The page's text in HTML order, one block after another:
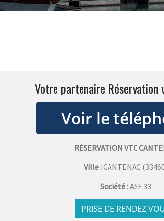
Votre partenaire Réservation
RÉSERVATION VTC
Ville :CANTENAC(33460
Société :ASF 33
PRISE DE RENDEZ